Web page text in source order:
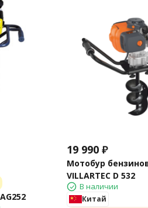
19 990 ₽
Мотобур
VILLARTEC D 532
В наличии
Китай